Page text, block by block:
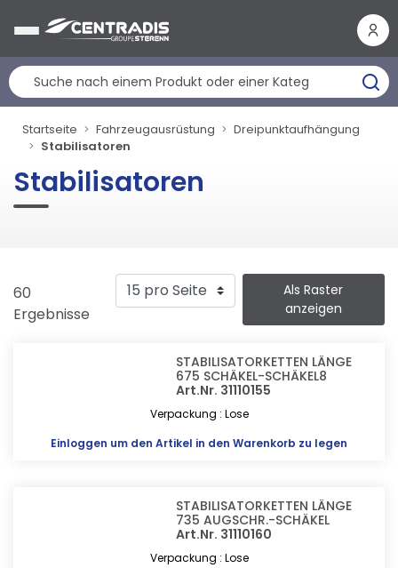
Startseite Fahrzeugausrüstung
Dreipunktaufhängung
Stabilisatoren
Stabilisatoren
60
Ergebnisse
Als Raster
anzeigen
STABILISATORKETTEN LÄNGE
675 SCHÄKEL-SCHÄKEL8
Art.Nr. 31110155
Verpackung : Lose
Einloggen um den Artikel in den Warenkorb zu legen
STABILISATORKETTEN LÄNGE
735 AUGSCHR.-SCHÄKEL
Art.Nr. 31110160
Verpackung : Lose